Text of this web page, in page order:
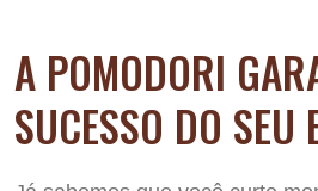
A POMODORI
SUCESSO DO SEU